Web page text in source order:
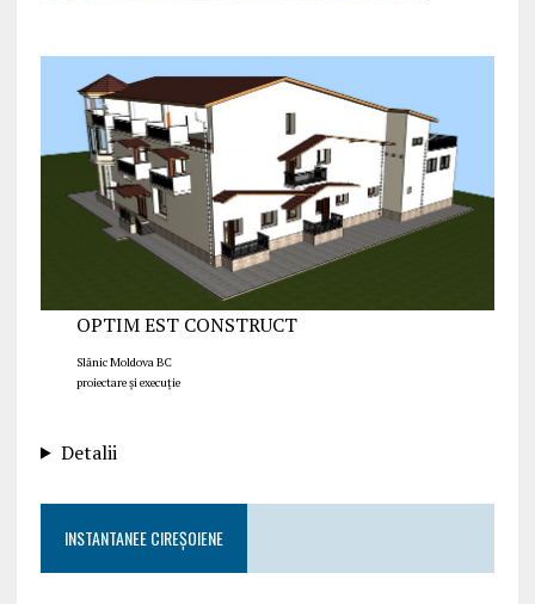
OPTIM EST CONSTRUCT
Slănic Moldova BC
proiectare și execuție
Detalii
INSTANTANEE CIREȘOIENE